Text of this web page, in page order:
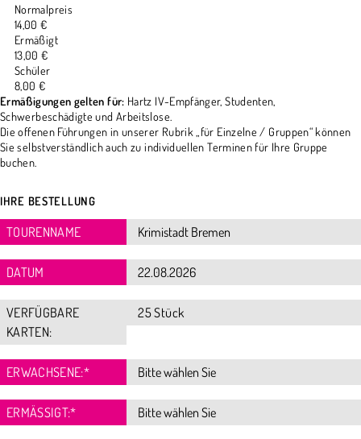
Normalpreis
14,00 €
Ermäßigt
13,00 €
Schüler
8,00 €
Ermäßigungen gelten für: Hartz IV-Empfänger, Studenten,
Schwerbeschädigte und Arbeitslose.
Die offenen Führungen in unserer Rubrik „für Einzelne / Gruppen“ können
Sie selbstverständlich auch zu individuellen Terminen für Ihre Gruppe
buchen.
IHRE BESTELLUNG
TOURENNAME
DATUM
VERFÜGBARE
KARTEN:
25 Stück
ERWACHSENE:*
ERMÄSSIGT:*